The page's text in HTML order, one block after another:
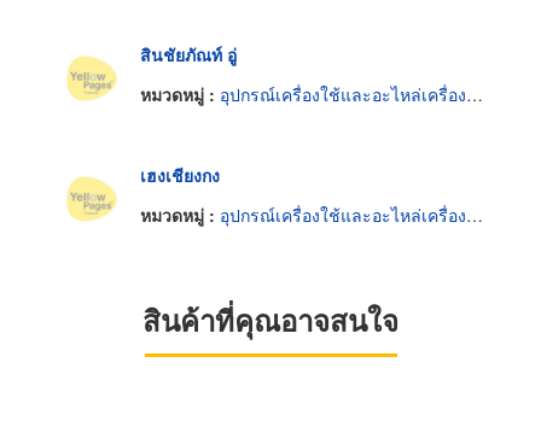
สินชัยภัณท์ อู่
หมวดหมู่ : อุปกรณ์เครื่องใช้และอะไหล่เครื่องยนต์
เฮงเชียงกง
หมวดหมู่ : อุปกรณ์เครื่องใช้และอะไหล่เครื่องยนต์
สินค้าที่คุณอาจสนใจ